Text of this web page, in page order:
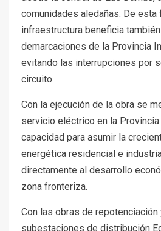
comunidades aledañas. De esta
infraestructura beneficia
demarcaciones de la Provincia
evitando las interrupciones por
circuito.
Con la ejecución de la obra se
servicio eléctrico en la
capacidad para asumir la
energética residencial e
directamente al desarrollo
zona fronteriza.
Con las obras de
subestaciones de distribución